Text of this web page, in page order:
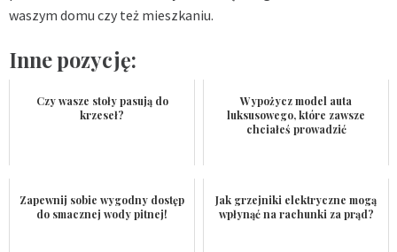
waszym domu czy też mieszkaniu.
Inne pozycję:
Czy wasze stoły pasują do
krzeseł?
Wypożycz model auta
luksusowego, które zawsze
chciałeś prowadzić
Zapewnij sobie wygodny dostęp
do smacznej wody pitnej!
Jak grzejniki elektryczne mogą
wpłynąć na rachunki za prąd?